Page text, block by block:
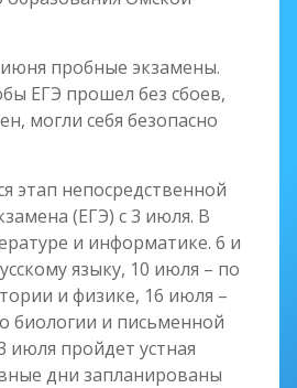
пробные экзамены.
ЕГЭ прошел без сбоев,
могли себя безопасно
этап непосредственной
(ЕГЭ) с 3 июля. В
и информатике. 6 и
языку, 10 июля – по
и физике, 16 июля –
биологии и письменной
июля пройдет устная
дни запланированы